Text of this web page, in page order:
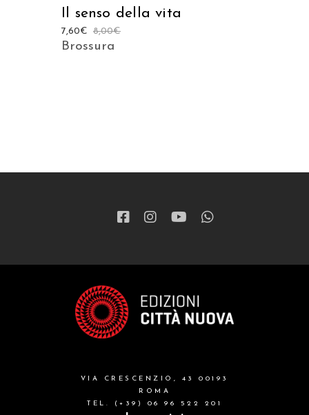
Il senso della vita
8,00€
7,60€
Brossura
VIA CRESCENZIO, 43 00193
ROMA
TEL. (+39) 06 96 522 201